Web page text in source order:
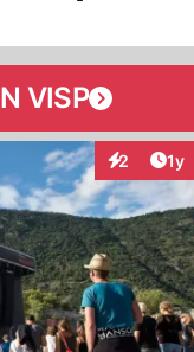
VISP
2 1y